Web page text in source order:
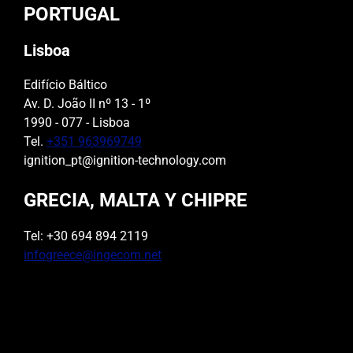
PORTUGAL
Lisboa
Edifício Báltico
Av. D. João II nº 13 - 1º
1990 - 077 - Lisboa
Tel. +351 963969749
ignition_pt@ignition-technology.com
GRECIA, MALTA Y CHIPRE
Tel: +30 694 894 2119
infogreece@ingecom.net